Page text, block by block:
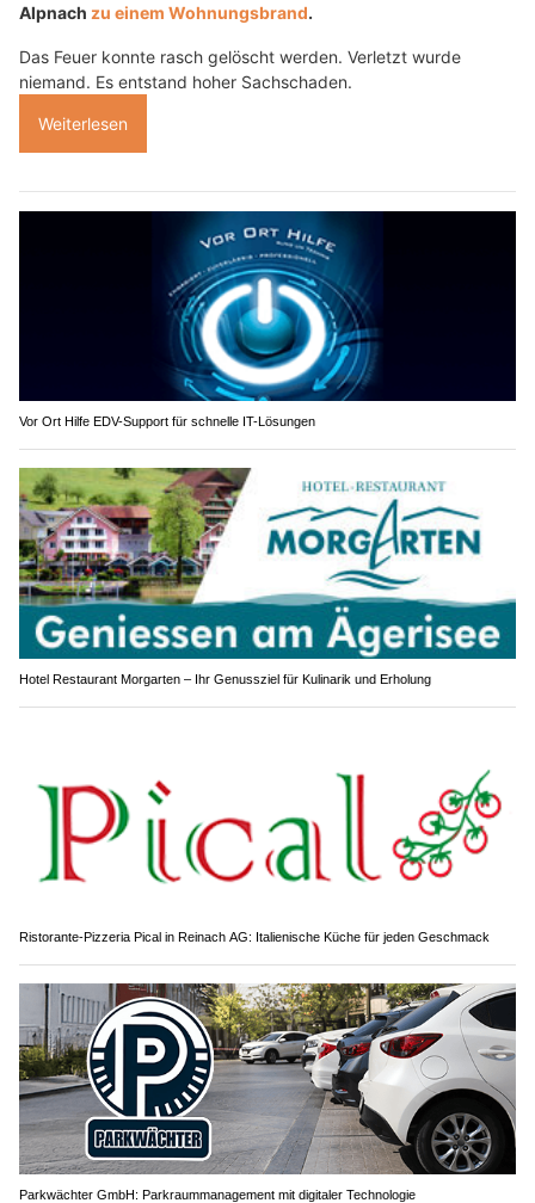
Alpnach zu einem Wohnungsbrand.
Das Feuer konnte rasch gelöscht werden. Verletzt wurde
niemand. Es entstand hoher Sachschaden.
Weiterlesen
Vor Ort Hilfe EDV-Support für schnelle IT-Lösungen
Hotel Restaurant Morgarten – Ihr Genussziel für Kulinarik und Erholung
Ristorante-Pizzeria Pical in Reinach AG: Italienische Küche für jeden Geschmack
Parkwächter GmbH: Parkraummanagement mit digitaler Technologie